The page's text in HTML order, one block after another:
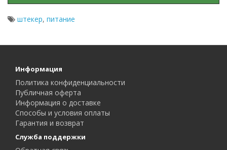
штекер, питание
Информация
Политика конфиденциальности
Публичная оферта
Информация о доставке
Способы и условия оплаты
Гарантия и возврат
Служба поддержки